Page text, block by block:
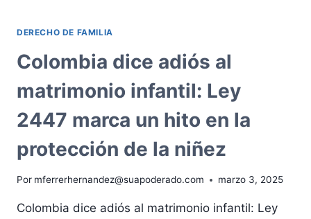
DERECHO DE FAMILIA
Colombia dice adiós al
matrimonio infantil: Ley
2447 marca un hito en la
protección de la niñez
Por mferrerhernandez@suapoderado.com marzo 3, 2025
Colombia dice adiós al matrimonio infantil: Ley